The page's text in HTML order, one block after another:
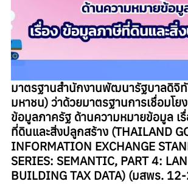
มาตรฐานสํานักงานพัฒนารัฐบาลดิจิ
มหาชน) ว่าด้วยมาตรฐานการเชื่อมโย
ข้อมูลภาครัฐ ด้านความหมายข้อมูล เ
ที่ดินและสิ่งปลูกสร้าง (THAILAND
INFORMATION EXCHANGE
SERIES: SEMANTIC, PART 4:
BUILDING TAX DATA) (มสพร.